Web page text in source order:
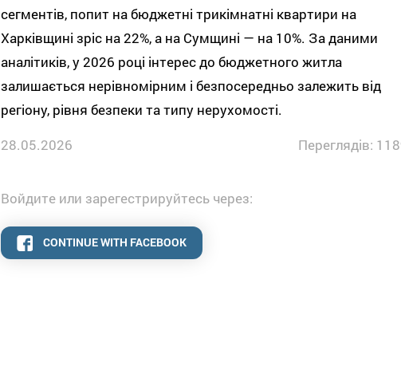
сегментів, попит на бюджетні трикімнатні квартири на
Харківщині зріс на 22%, а на Сумщині — на 10%. За даними
аналітиків, у 2026 році інтерес до бюджетного житла
залишається нерівномірним і безпосередньо залежить від
регіону, рівня безпеки та типу нерухомості.
28.05.2026
Переглядів:
Войдите или зарегестрируйтесь через:
CONTINUE WITH FACEBOOK